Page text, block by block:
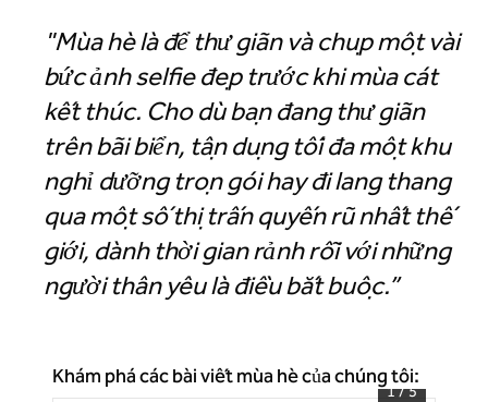
"Mùa hè là để thư giãn và chụp một vài
bức ảnh selfie đẹp trước khi mùa cát
kết thúc. Cho dù bạn đang thư giãn
trên bãi biển, tận dụng tối đa một khu
nghỉ dưỡng trọn gói hay đi lang thang
qua một số thị trấn quyến rũ nhất thế
giới, dành thời gian rảnh rỗi với những
người thân yêu là điều bắt buộc.”
Khám phá các bài viết mùa hè của chúng tôi:
1/5